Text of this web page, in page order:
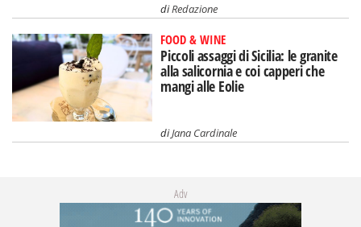
diRedazione
FOOD & WINE
Piccoli assaggi di Sicilia: le granite
alla salicornia e coi capperi che
mangi alle Eolie
diJana Cardinale
Adv